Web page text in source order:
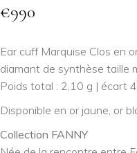
€990
Ear cuff Marquise Clos en
diamant de synthèse taille
Poids total : 2,10 g | écart
Disponible en or jaune, or
Collection FANNY